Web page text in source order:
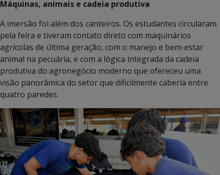
Máquinas, animais e cadeia produtiva
A imersão foi além dos canteiros. Os estudantes circularam
pela feira e tiveram contato direto com maquinários
agrícolas de última geração, com o manejo e bem-estar
animal na pecuária, e com a lógica integrada da cadeia
produtiva do agronegócio moderno que ofereceu uma
visão panorâmica do setor que dificilmente caberia entre
quatro paredes.